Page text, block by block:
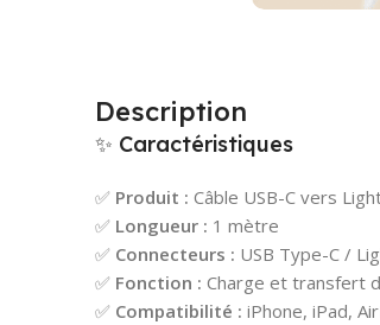
Description
✨ Caractéristiques
✅ Produit : Câble USB-C vers
✅ Longueur : 1 mètre
✅ Connecteurs : USB Type-C /
✅ Fonction : Charge et transfert
✅ Compatibilité : iPhone, iPad,